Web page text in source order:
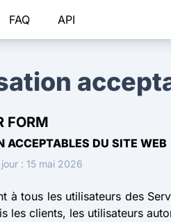
FAQ API
FORM
DU SITE WEB
: 15 mai 2026
tous les utilisateurs des
les clients, les utilisateurs